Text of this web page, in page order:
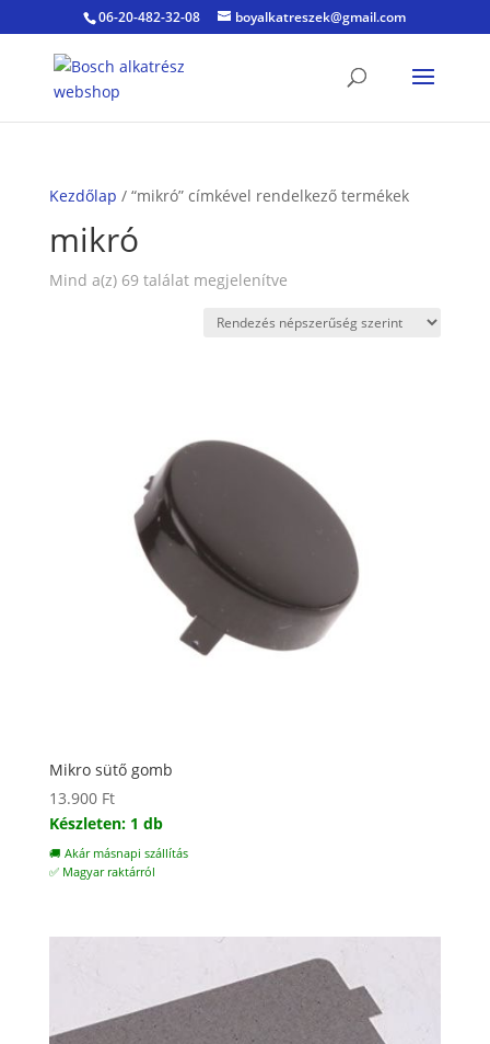
06-20-482-32-08 boyalkatreszek@gmail.com
Kezdőlap / “mikró” címkével rendelkező termékek
mikró
Mind a(z) 69 találat megjelenítveSorted
popularity
Mikro sütő gomb
13.900 Ft
Készleten: 1 db
🚚 Akár másnapi szállítás
✅ Magyar raktárról